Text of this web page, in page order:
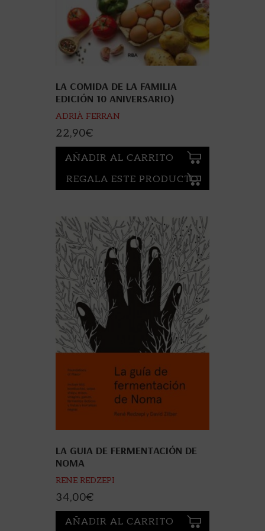
LA COMIDA DE LA FAMILIA
EDICIÓN 10 ANIVERSARIO)
ADRIÀ FERRAN
22,90€
AÑADIR AL CARRITO
REGALA ESTE PRODUCTO
LA GUIA DE FERMENTACIÓN DE
NOMA
RENE REDZEPI
34,00€
AÑADIR AL CARRITO